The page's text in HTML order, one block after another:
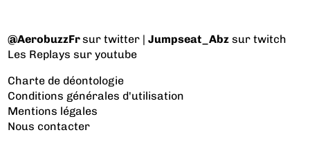
@AerobuzzFrsur twitter |Jumpseat_Abz sur twitch
Les Replays sur youtube
Charte de déontologie
Conditions générales d'utilisation
Mentions légales
Nous contacter